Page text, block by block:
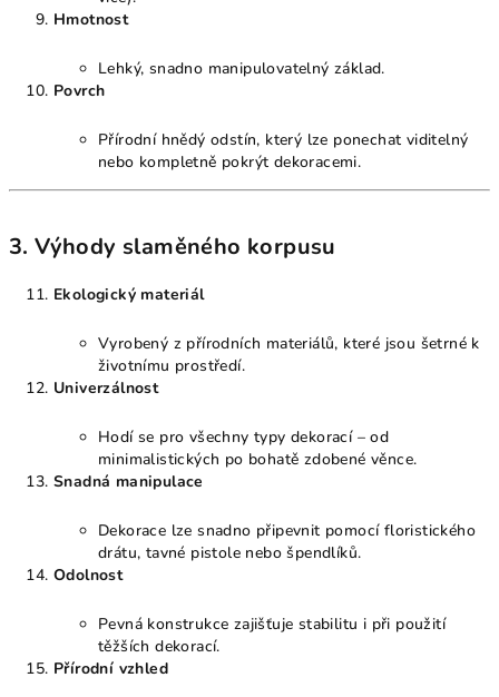
Hmotnost
Lehký, snadno manipulovatelný základ.
Povrch
Přírodní hnědý odstín, který lze ponechat viditelný
nebo kompletně pokrýt dekoracemi.
3. Výhody slaměného korpusu
Ekologický materiál
Vyrobený z přírodních materiálů, které jsou šetrné k
životnímu prostředí.
Univerzálnost
Hodí se pro všechny typy dekorací – od
minimalistických po bohatě zdobené věnce.
Snadná manipulace
Dekorace lze snadno připevnit pomocí floristického
drátu, tavné pistole nebo špendlíků.
Odolnost
Pevná konstrukce zajišťuje stabilitu i při použití
těžších dekorací.
Přírodní vzhled